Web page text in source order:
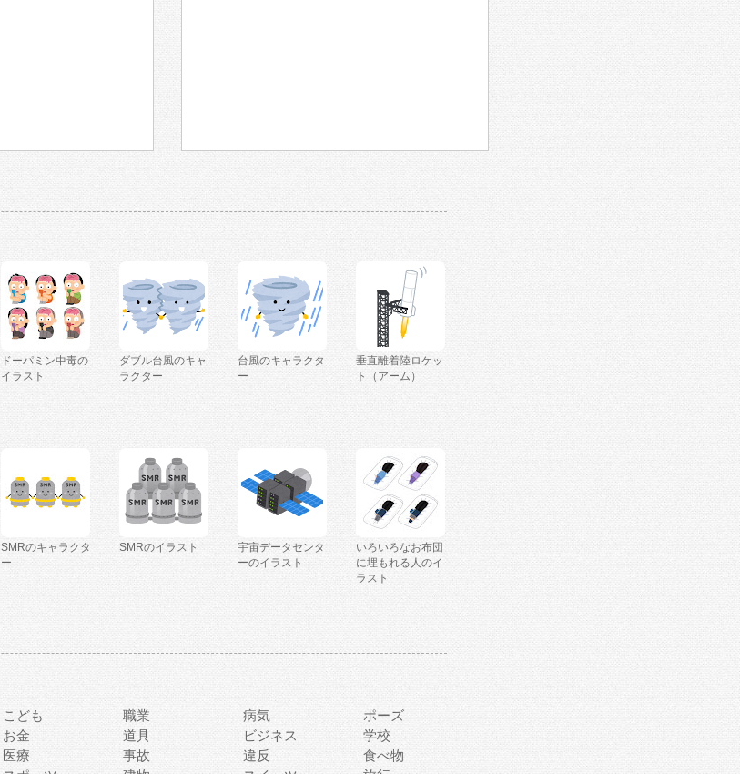
ドーパミン中毒の
イラスト
ダブル台風のキャ
ラクター
台風のキャラクタ
ー
垂直離着陸ロケッ
ト（アーム）
SMRのキャラクタ
ー
SMRのイラスト
宇宙データセンタ
ーのイラスト
いろいろなお布団
に埋もれる人のイ
ラスト
こども 職業 病気
ポーズ
お金 道具 ビジネス
学校
医療 事故 違反
食べ物